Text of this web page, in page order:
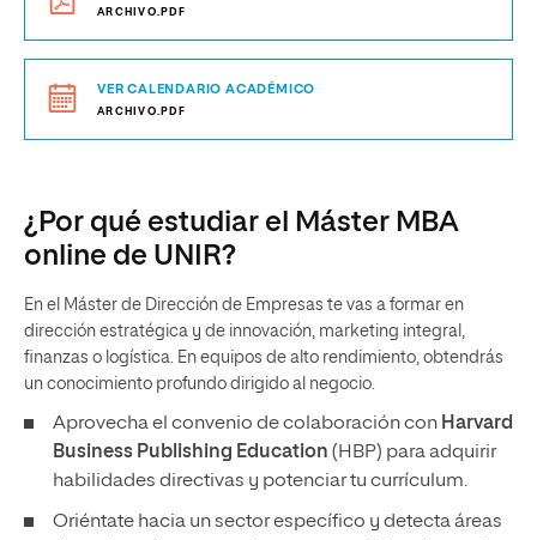
ARCHIVO.PDF
VER CALENDARIO ACADÉMICO
ARCHIVO.PDF
¿Por qué estudiar el Máster MBA
online de UNIR?
En el Máster de Dirección de Empresas te vas a formar en
dirección estratégica y de innovación, marketing integral,
finanzas o logística. En equipos de alto rendimiento, obtendrás
un conocimiento profundo dirigido al negocio.
Aprovecha el convenio de colaboración con Harvard
Business Publishing Education (HBP) para adquirir
habilidades directivas y potenciar tu currículum.
Oriéntate hacia un sector específico y detecta áreas